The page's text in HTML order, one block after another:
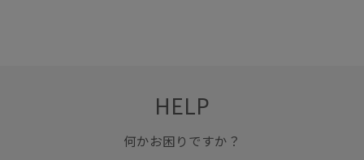
HELP
何かお困りですか？